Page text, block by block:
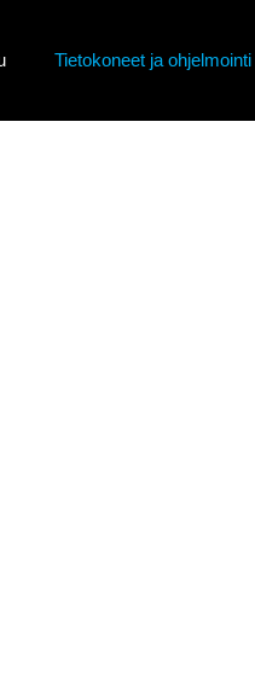
Tietokoneet ja ohjelmointi